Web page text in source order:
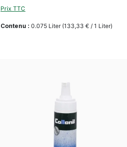
Contenu : 0.075 Liter (133,33 € / 1 Liter)
Prix TTC